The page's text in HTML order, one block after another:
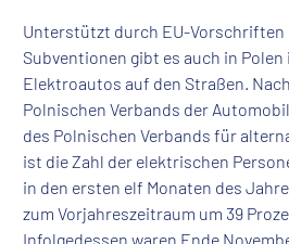
Unterstützt durch EU-
Subventionen gibt es auch in
Elektroautos auf den Straßen.
Polnischen Verbands der
des Polnischen Verbands für
ist die Zahl der elektrischen
in den ersten elf Monaten des
zum Vorjahreszeitraum um 39
Infolgedessen waren Ende